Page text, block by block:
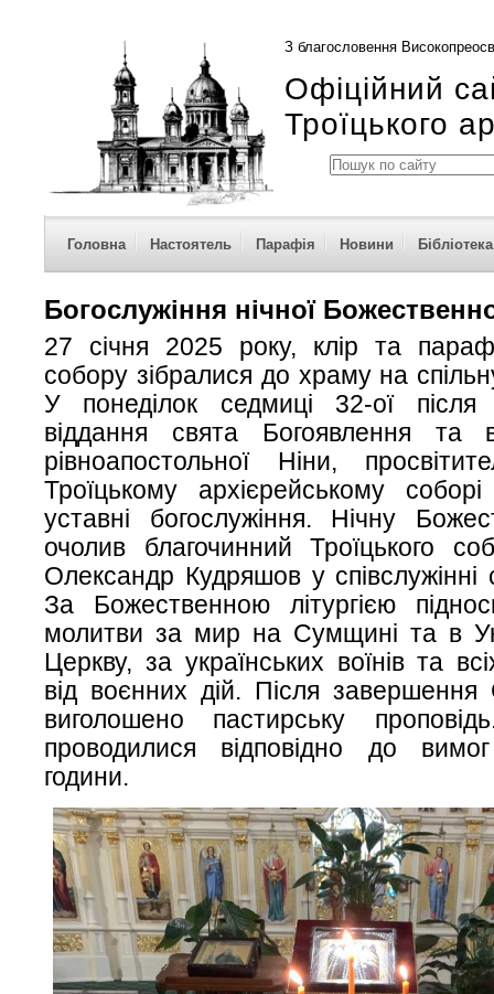
З благословення
Офіційний
Троїцького
Головна Настоятель Парафія Новини Бібліотека
Богослужіння нічної
27 січня 2025 року, клір та
собору зібралися до храму на
У понеділок седмиці 32-ої після
віддання свята Богоявлення та
рівноапостольної Ніни,
Троїцькому архієрейському
уставні богослужіння. Нічну
очолив благочинний Троїцького
Олександр Кудряшов у співслужінні
За Божественною літургією
молитви за мир на Сумщині та в
Церкву, за українських воїнів та
від воєнних дій. Після завершення
виголошено пастирську
проводилися відповідно до вимог
години.